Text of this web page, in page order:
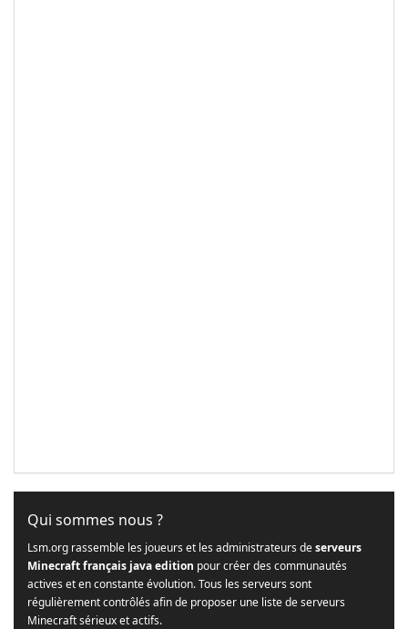
Qui sommes nous ?
Lsm.org rassemble les joueurs et les administrateurs deserveurs
Minecraft français java edition pour créer des communautés
actives et en constante évolution. Tous les serveurs sont
régulièrement contrôlés afin de proposer une liste de serveurs
Minecraft sérieux et actifs.